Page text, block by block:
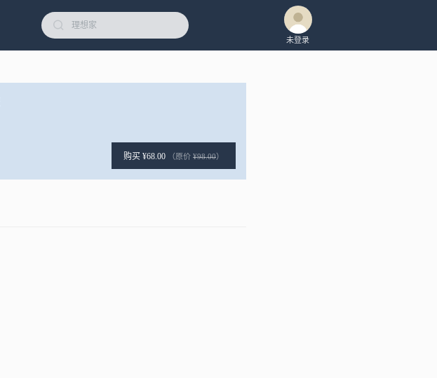
未登录
购买 ¥68.00 （原价 ¥98.00）